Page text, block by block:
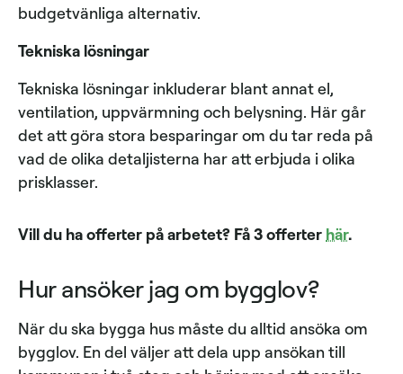
budgetvänliga alternativ.
Tekniska lösningar
Tekniska lösningar inkluderar blant annat el,
ventilation, uppvärmning och belysning. Här går
det att göra stora besparingar om du tar reda på
vad de olika detaljisterna har att erbjuda i olika
prisklasser.
Vill du ha offerter på arbetet? Få 3 offerter här.
Hur ansöker jag om bygglov?
När du ska bygga hus måste du alltid ansöka om
bygglov. En del väljer att dela upp ansökan till